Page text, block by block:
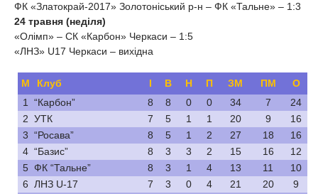
ФК «Златокрай-2017» Золотоніський р-н – ФК «Тальне» – 1:3
24 травня (неділя)
«Олімп» – СК «Карбон» Черкаси – 1:5
«ЛНЗ» U17 Черкаси – вихідна
М Клуб І В Н П ЗМ ПМ
О
1 “Карбон” 8 8 0 0 34 7
24
2 УТК 7 5 1 1 20 9
16
3 “Росава” 8 5 1 2 27 18
16
4 “Базис” 8 3 3 2 15 16
12
5 ФК “Тальне” 8 3 1 4 13 11
10
6 ЛНЗ U-17 7 3 0 4 21 20
9